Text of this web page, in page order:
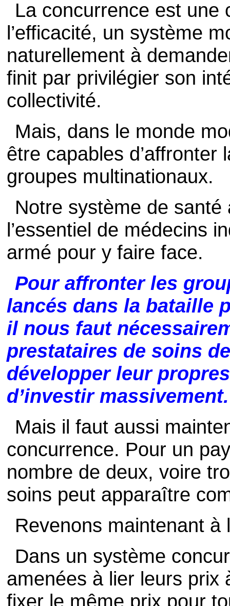
La concurrence est une
l’efficacité, un système
naturellement à
finit par privilégier son
collectivité.
Mais, dans le monde
être capables
groupes multinationaux.
Notre système de
l’essentiel de médecins
armé pour y faire face.
Pour affronter les
lancés dans la bataille
il nous faut
prestataires de soins
développer leur
d’investir massivement.
Mais il faut aussi
concurrence. Pour un
nombre de deux, voire
soins peut apparaître
Revenons maintenant
Dans un système
amenées à lier leurs prix
fixer le même prix pour